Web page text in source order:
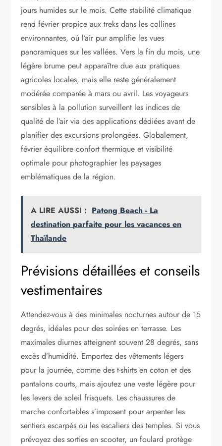
jours humides sur le mois. Cette stabilité climatique
rend février propice aux treks dans les collines
environnantes, où l’air pur amplifie les vues
panoramiques sur les vallées. Vers la fin du mois, une
légère brume peut apparaître due aux pratiques
agricoles locales, mais elle reste généralement
modérée comparée à mars ou avril. Les voyageurs
sensibles à la pollution surveillent les indices de
qualité de l’air via des applications dédiées avant de
planifier des excursions prolongées. Globalement,
février équilibre confort thermique et visibilité
optimale pour photographier les paysages
emblématiques de la région.
A LIRE AUSSI : Patong Beach - La
destination parfaite pour les vacances en
Thaïlande
Prévisions détaillées et conseils
vestimentaires
Attendez-vous à des minimales nocturnes autour de 15
degrés, idéales pour des soirées en terrasse. Les
maximales diurnes atteignent souvent 28 degrés, sans
excès d’humidité. Emportez des vêtements légers
pour la journée, comme des t-shirts en coton et des
pantalons courts, mais ajoutez une veste légère pour
les levers de soleil frisquets. Les chaussures de
marche confortables s’imposent pour arpenter les
sentiers escarpés ou les escaliers des temples. Si vous
prévoyez des sorties en scooter, un foulard protège